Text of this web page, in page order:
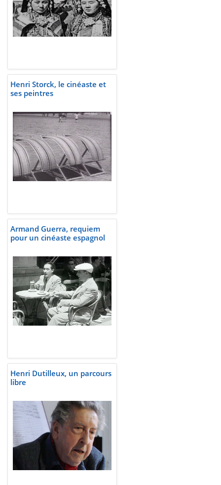
Henri Storck, le cinéaste et
ses peintres
Armand Guerra, requiem
pour un cinéaste espagnol
Henri Dutilleux, un parcours
libre